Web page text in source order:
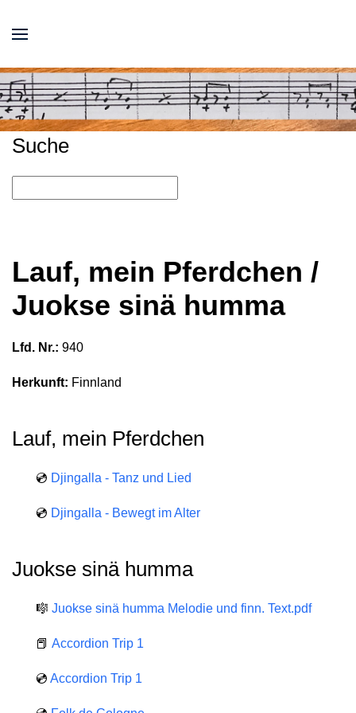
Suche
Lauf, mein Pferdchen /
Juokse sinä humma
Lfd. Nr.: 940
Herkunft: Finnland
Lauf, mein Pferdchen
💿 Djingalla - Tanz und Lied
💿 Djingalla - Bewegt im Alter
Juokse sinä humma
🎼 Juokse sinä humma Melodie und finn. Text.pdf
📕 Accordion Trip 1
💿 Accordion Trip 1